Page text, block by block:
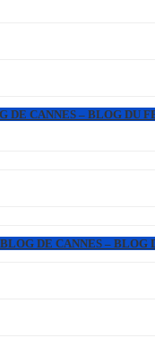
CANNES – BLOG DU
DE CANNES – BLOG